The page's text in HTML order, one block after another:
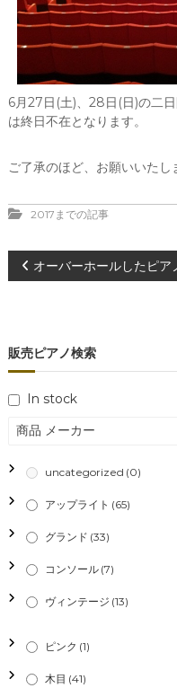
6月27日(土)、28日(日)の二
は終日不在となります。
ご了承のほど、お願いいたし
2017までの記事
投
ナ
ビ
ゲ
ー
シ
ョ
ン
オーバーホールしたピア
販売ピアノ検索
In stock
商品 メーカー
uncategorized (0)
アップライト (65)
グランド (33)
コンソール (7)
ヴィンテージ (13)
ピンク (1)
木目 (41)